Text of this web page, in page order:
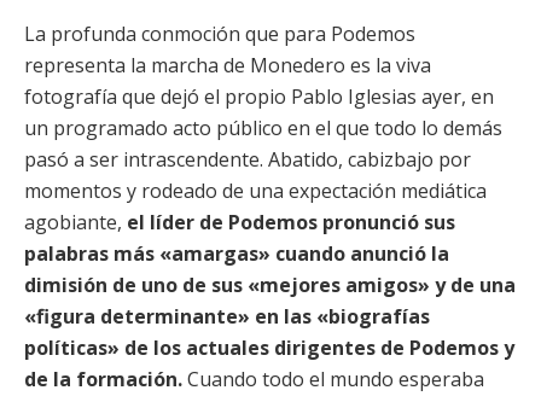
La profunda conmoción que para Podemos
representa la marcha de Monedero es la viva
fotografía que dejó el propio Pablo Iglesias ayer, en
un programado acto público en el que todo lo demás
pasó a ser intrascendente. Abatido, cabizbajo por
momentos y rodeado de una expectación mediática
agobiante, el líder de Podemos pronunció sus
palabras más «amargas» cuando anunció la
dimisión de uno de sus «mejores amigos» y de una
«figura determinante» en las «biografías
políticas» de los actuales dirigentes de Podemos y
de la formación.Cuando todo el mundo esperaba